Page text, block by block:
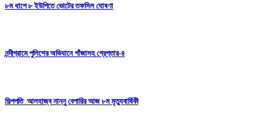
৮ম ধাপে ৮ ইউপিতে ভোটের তফসিল ঘোষণা
নন্দীগ্রামে পুলিশের অভিযানে গাঁজাসহ গ্রেপ্তার-৪
শিল্পপতি আলহাজ্ব নান্নু বেপারির আজ ৮ম মৃত্যুবার্ষিকী